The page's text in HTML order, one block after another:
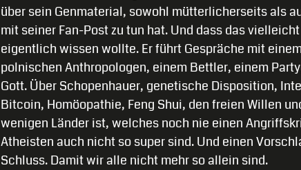
über sein Genmaterial, sowohl mütterlicherseits als
mit seiner Fan-Post zu tun hat. Und dass das
eigentlich wissen wollte. Er führt Gespräche mit
polnischen Anthropologen, einem Bettler, einem
Gott. Über Schopenhauer, genetische Disposition,
Bitcoin, Homöopathie, Feng Shui, den freien Willen
wenigen Länder ist, welches noch nie einen
Atheisten auch nicht so super sind. Und einen
Schluss. Damit wir alle nicht mehr so allein sind.